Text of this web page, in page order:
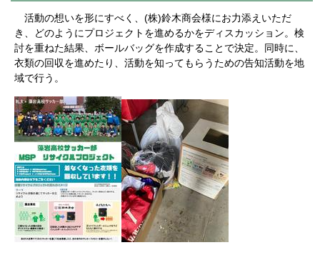
活動の想いを形にすべく、(株)鈴木商会様にお力添えいただ
き、どのようにプロジェクトを進めるかをディスカッション。検
討を重ねた結果、ボールバッグを作成することで決定。同時に、
衣類の回収を進めたり、活動を知ってもらうための告知活動を地
域で行う。